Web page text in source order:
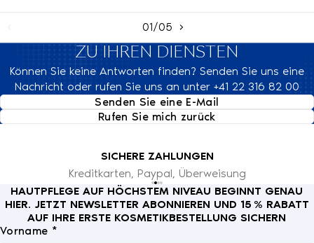
01/05
ZU IHREN DIENSTEN
Können Sie keine Antworten finden? Senden Sie uns eine
Nachricht oder rufen Sie uns an unter +41 22 316 82 00
Senden Sie eine E-Mail
Rufen Sie mich zurück
SICHERE ZAHLUNGEN
Kreditkarten, Paypal, Überweisung
HAUTPFLEGE AUF HÖCHSTEM NIVEAU BEGINNT GENAU
HIER. JETZT NEWSLETTER ABONNIEREN UND 15 % RABATT
AUF IHRE ERSTE KOSMETIKBESTELLUNG SICHERN
Vorname *